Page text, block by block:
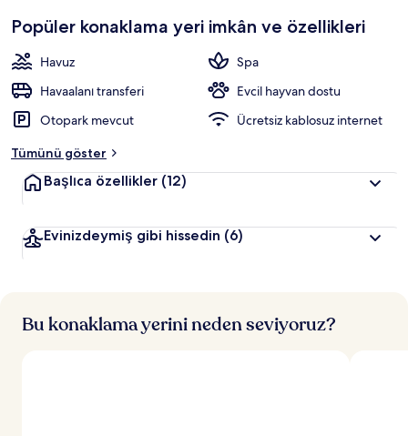
favorisi
f
e
d
k
Popüler konaklama yeri imkân ve özellikleri
Havuz
Spa
Havaalanı transferi
Evcil hayvan dostu
Otopark mevcut
Ücretsiz kablosuz internet
Tümünü göster
Başlıca özellikler (12)
Evinizdeymiş gibi hissedin (6)
Bu konaklama yerini neden seviyoruz?